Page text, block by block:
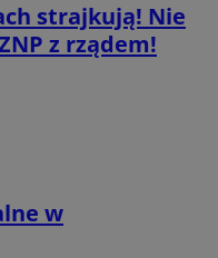
strajkują! Nie
z rządem!
w